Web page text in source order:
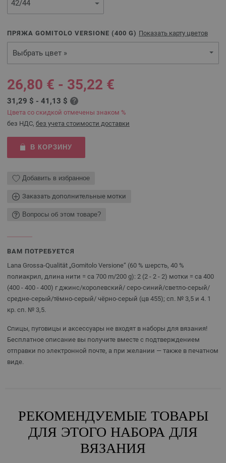
ПРЯЖА GOMITOLO VERSIONE (400 G) Показать карту цветов
Выбрать цвет »
26,80 € - 35,22 €
31,29 $ - 41,13 $
Цвета со скидкой отмечены знаком %
без НДС, без учета стоимости доставки
В КОРЗИНУ
Добавить в избранное
Заказать дополнительные мотки
Вопросы об этом товаре?
ВАМ ПОТРЕБУЕТСЯ
Lana Grossa-Qualität „Gomitolo Versione“ (60 % шерсть, 40 %
полиакрил, длина нити = ca 700 m/200 g): 2 (2 - 2 - 2) мотки = ca 400
(400 - 400 - 400) г джинс/королевский/ серо-синий/светло-серый/
средне-серый/тёмно-серый/ чёрно-серый (цв 455); сп. № 3,5 и 4. 1
кр. сп. № 3,5.
Спицы, пуговицы и аксессуары не входят в наборы для вязания!
Бесплатное описание вы получите вместе с подтверждением
отправки по электронной почте, а при желании — также в печатном
виде.
РЕКОМЕНДУЕМЫЕ ТОВАРЫ
ДЛЯ ЭТОГО НАБОРА ДЛЯ
ВЯЗАНИЯ